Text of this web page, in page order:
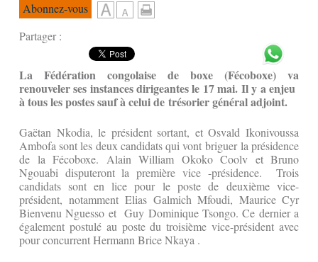
Abonnez-vous
Partager :
La Fédération congolaise de boxe (Fécoboxe) va
renouveler ses instances dirigeantes le 17 mai. Il y a enjeu
à tous les postes sauf à celui de trésorier général adjoint.
Gaëtan Nkodia, le président sortant, et Osvald Ikonivoussa
Ambofa sont les deux candidats qui vont briguer la présidence
de la Fécoboxe. Alain William Okoko Coolv et Bruno
Ngouabi disputeront la première vice -présidence. Trois
candidats sont en lice pour le poste de deuxième vice-
président, notamment Elias Galmich Mfoudi, Maurice Cyr
Bienvenu Nguesso et Guy Dominique Tsongo. Ce dernier a
également postulé au poste du troisième vice-président avec
pour concurrent Hermann Brice Nkaya .